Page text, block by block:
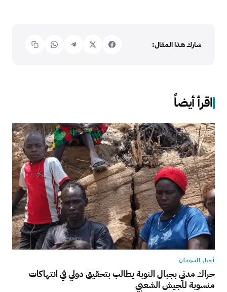
شارك هذا المقال:
اقرأ أيضاً
أخبار السودان
حراك مدني بجبال النوبة يطالب بتحقيق دولي في انتهاكات
منسوبة للجيش الشعبي